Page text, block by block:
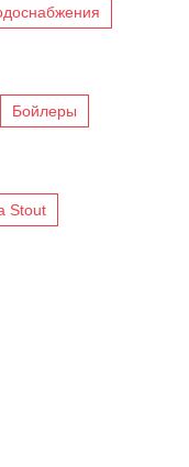
Бойлеры
Stout